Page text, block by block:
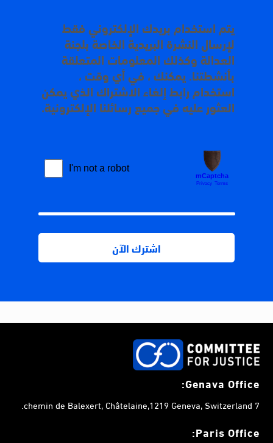
يتم استخدام بريدك الإلكتروني فقط
لإرسال النشرة البريدية الخاصة بلجنة
العدالة وكذلك المعلومات المتعلقة
بأنشطتنا. يمكنك ، في أي وقت ،
استخدام رابط إلغاء الاشتراك الذي يمكن
العثور عليه في جميع رسائلنا الإلكترونية.
Genava Office:
7 chemin de Balexert, Châtelaine,1219 Geneva, Switzerland.
Paris Office: